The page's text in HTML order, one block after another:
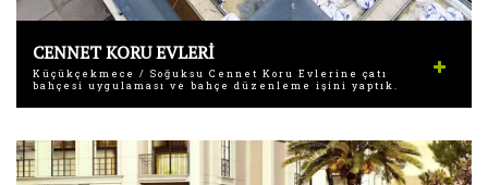
CENNET KORU EVLERİ
Küçükçekmece / Soğuksu Cennet Koru Evlerine çatı
bahçesi uygulaması ve bahçe düzenleme işini yaptık.